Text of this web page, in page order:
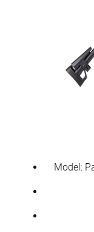
Model: